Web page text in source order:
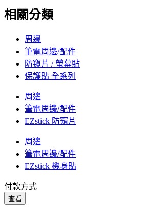
相關分類
周邊
筆電周邊/配件
防窺片 / 螢幕貼
保護貼 全系列
周邊
筆電周邊/配件
EZstick 防窺片
周邊
筆電周邊/配件
EZstick 機身貼
付款方式
查看